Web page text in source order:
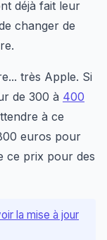
déjà fait leur
changer de
très Apple. Si
de 300 à 400
à ce
euros pour
ce prix pour des
la mise à jour